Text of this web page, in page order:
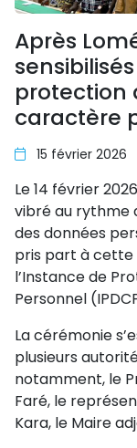
Après
protection
caractère
15 février 2026
Le 14 février
vibré au rythme
des données
pris part à
l’Instance de
Personnel
La cérémonie
plusieurs
notamment, le
Faré, le
Kara, le Maire